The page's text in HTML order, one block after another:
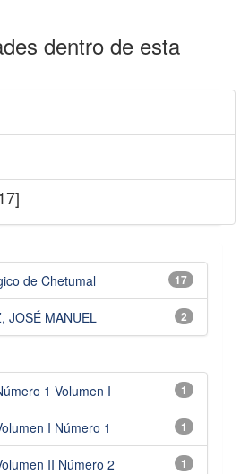
dentro de esta
17
de Chetumal
2
JOSÉ MANUEL
1
1 Volumen I
1
I Número 1
1
II Número 2